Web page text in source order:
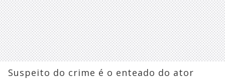
Suspeito do crime é o enteado do ator